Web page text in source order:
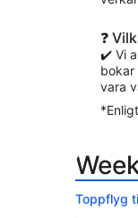
❓
✔️ Vi
bokar
vara
Toppflyg